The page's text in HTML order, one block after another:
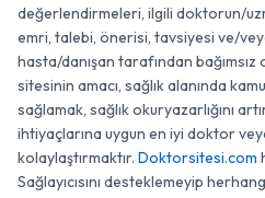
değerlendirmeleri, ilgili doktorun/
emri, talebi, önerisi, tavsiyesi ve/
hasta/danışan tarafından bağımsız
sitesinin amacı, sağlık alanında
sağlamak, sağlık okuryazarlığını
ihtiyaçlarına uygun en iyi doktor
kolaylaştırmaktır. Doktorsitesi.com
Sağlayıcısını desteklemeyip